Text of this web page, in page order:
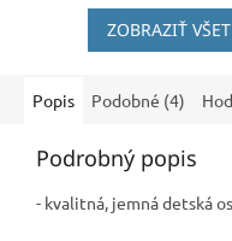
ZOBRAZIŤ
Popis Podobné (4)
Podrobný popis
- kvalitná, jemná detská